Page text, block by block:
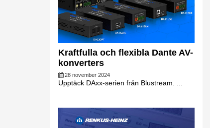
Kraftfulla och flexibla Dante AV-
konverters
28 november 2024
Upptäck DAxx-serien från Blustream. ...